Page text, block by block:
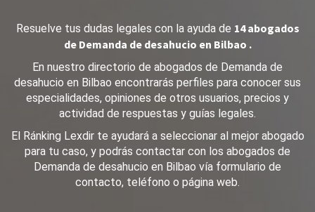
Resuelve tus dudas legales con la ayuda de 14 abogados
de Demanda de desahucio en Bilbao .
En nuestro directorio de abogados de Demanda de
desahucio en Bilbao encontrarás perfiles para conocer sus
especialidades, opiniones de otros usuarios, precios y
actividad de respuestas y guías legales.
El Ránking Lexdir te ayudará a seleccionar al mejor abogado
para tu caso, y podrás contactar con los abogados de
Demanda de desahucio en Bilbao vía formulario de
contacto, teléfono o página web.